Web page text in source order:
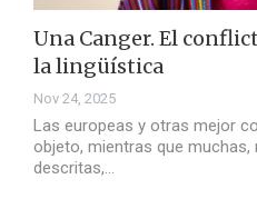
Una Canger. El
la lingüística
Nov 24, 2025
Las europeas y otras mejor
objeto, mientras que
descritas,…